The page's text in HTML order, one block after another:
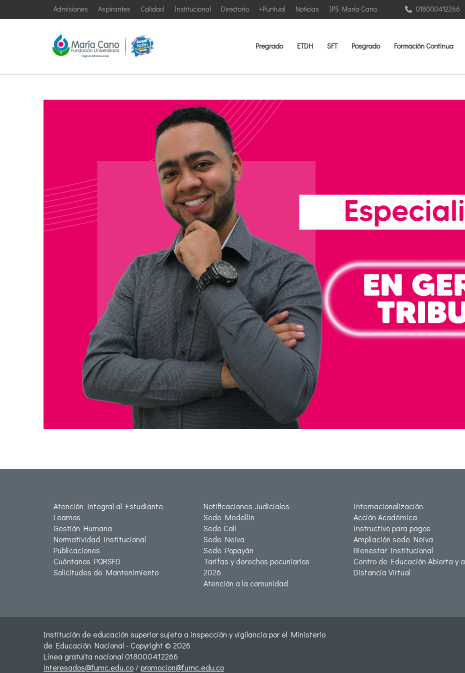
IPS María Cano
Noticias
+Puntual
Directorio
Institucional
Calidad
Aspirantes
Admisiones 018000412266
Pregrado ETDH SFT Posgrado Formación Continua
Atención Integral al Estudiante
Leamos
Gestión Humana
Normatividad Institucional
Publicaciones
Cuéntanos PQRSFD
Solicitudes de Mantenimiento
Notificaciones Judiciales
Sede Medellín
Sede Cali
Sede Neiva
Sede Popayán
Tarifas y derechos pecuniarios
2026
Atención a la comunidad
Internacionalización
Acción Académica
Instructivo para pagos
Ampliación sede Neiva
Bienestar Institucional
Centro de Educación Abierta y a
Distancia Virtual
Institución de educación superior sujeta a inspección y vigilancia por el Ministerio
de Educación Nacional - Copyright © 2026
Línea gratuita nacional 018000412266
interesados@fumc.edu.co /promocion@fumc.edu.co